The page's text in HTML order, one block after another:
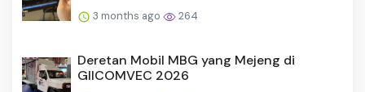
3 months ago 264
Deretan Mobil MBG yang Mejeng di
GIICOMVEC 2026